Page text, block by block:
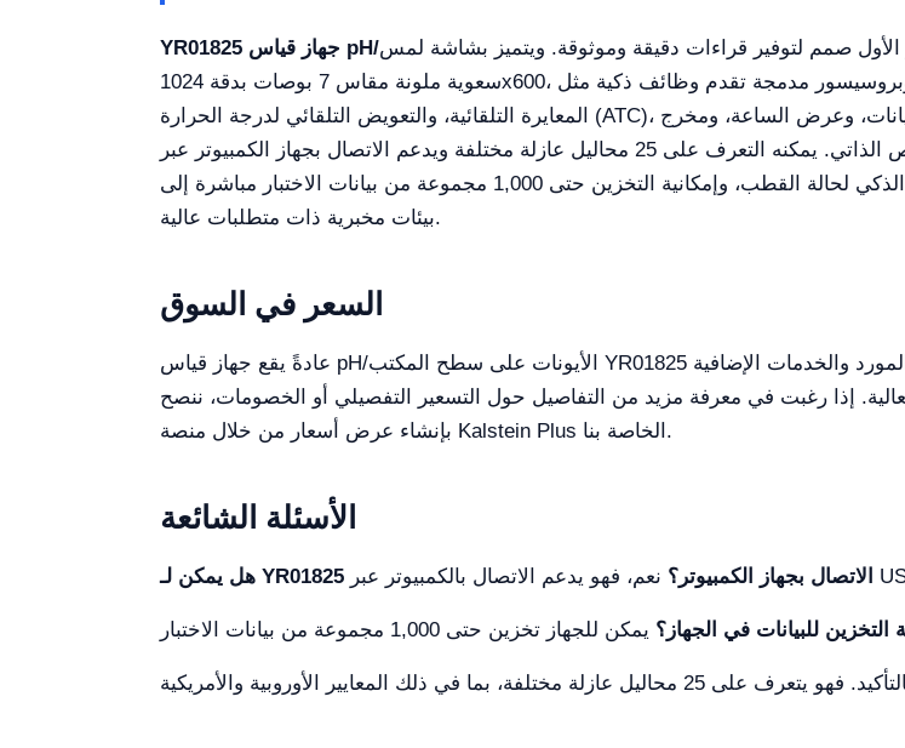
صمم لتوفير قراءات دقيقة وموثوقة. ويتميز بشاشة لمس
سعوية ملونة مقاس 7 بوصات بدقة 1024x600، وهو يضمن تجربة مستخدم ممتازة. هذا الجهاز مزود بشريحة ميكروبروسيسور مدمجة تقدم وظائف ذكية مثل
المعايرة التلقائية، والتعويض التلقائي لدرجة الحرارة (ATC)، وتخزين البيانات، وعرض الساعة، ومخرج USB، وإعدادات الوظائف، والطباعة اللاسلكية،
والتشخيص الذاتي. يمكنه التعرف على 25 محاليل عازلة مختلفة ويدعم الاتصال بجهاز الكمبيوتر عبر USB والطباع اللاسلكية عبر البلوتوث كخيار. مع عرضه
الذكي لحالة القطب، وإمكانية التخزين حتى 1,000 مجموعة من بيانات الاختبار مباشرة إلى USB، والوصول إلى البيانات عبر Excel، يتم تحسين الإنتاجية في
بيئات مخبرية ذات متطلبات عالية.
السعر في السوق
عادةً يقع جهاز قياس pH/الأيونات على سطح المكتب YR01825 ضمن نطاق سعري يتراوح بين 700 دولار و1300 دولار، بناءً على المورد والخدمات الإضافية
إذا رغبت في معرفة مزيد من التفاصيل حول التسعير التفصيلي أو الخصومات، ننصح
بإنشاء عرض أسعار من خلال منصة Kalstein Plus الخاصة بنا.
الأسئلة الشائعة
هل يمكن لـ YR01825 الاتصال بجهاز الكمبيوتر؟
التخزين للبيانات في الجهاز؟